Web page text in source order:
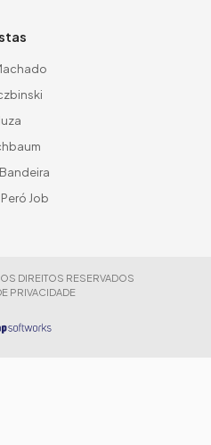
Job
DIREITOS RESERVADOS
PRIVACIDADE